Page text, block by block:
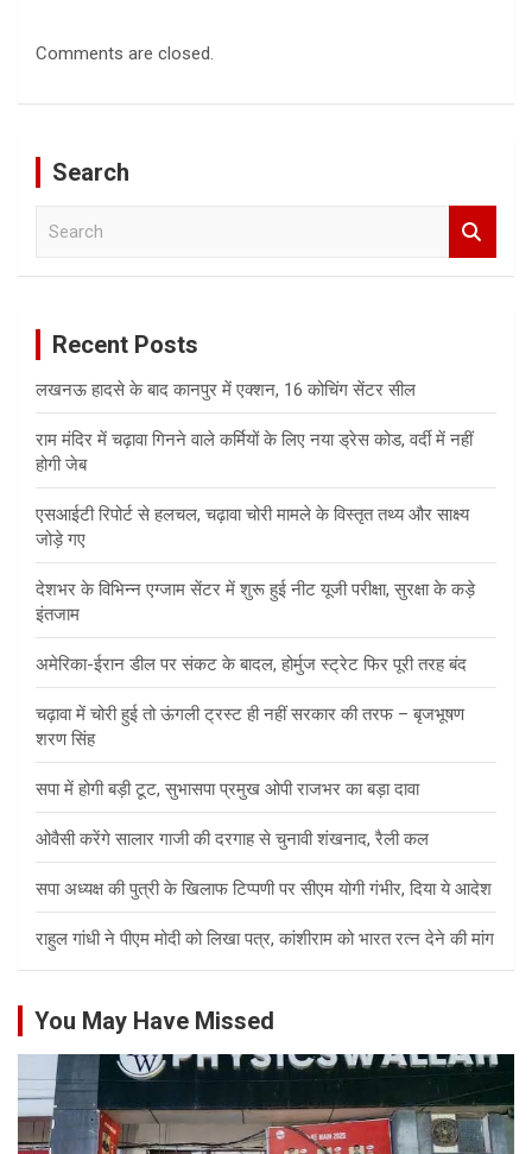
Comments are closed.
Search
Recent Posts
लखनऊ हादसे के बाद कानपुर में एक्शन, 16 कोचिंग सेंटर सील
राम मंदिर में चढ़ावा गिनने वाले कर्मियों के लिए नया ड्रेस कोड, वर्दी में नहीं
होगी जेब
एसआईटी रिपोर्ट से हलचल, चढ़ावा चोरी मामले के विस्तृत तथ्य और साक्ष्य
जोड़े गए
देशभर के विभिन्न एग्जाम सेंटर में शुरू हुई नीट यूजी परीक्षा, सुरक्षा के कड़े
इंतजाम
अमेरिका-ईरान डील पर संकट के बादल, होर्मुज स्ट्रेट फिर पूरी तरह बंद
चढ़ावा में चोरी हुई तो ऊंगली ट्रस्ट ही नहीं सरकार की तरफ – बृजभूषण
शरण सिंह
सपा में होगी बड़ी टूट, सुभासपा प्रमुख ओपी राजभर का बड़ा दावा
ओवैसी करेंगे सालार गाजी की दरगाह से चुनावी शंखनाद, रैली कल
सपा अध्यक्ष की पुत्री के खिलाफ टिप्पणी पर सीएम योगी गंभीर, दिया ये आदेश
राहुल गांधी ने पीएम मोदी को लिखा पत्र, कांशीराम को भारत रत्न देने की मांग
You May Have Missed